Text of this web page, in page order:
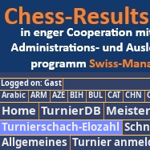
Logged on: Gast
Arabic ARM AZE BIH BUL CAT CHN
Home TurnierDB
Turnierschach-Elozahl
Allgemeines Turnier